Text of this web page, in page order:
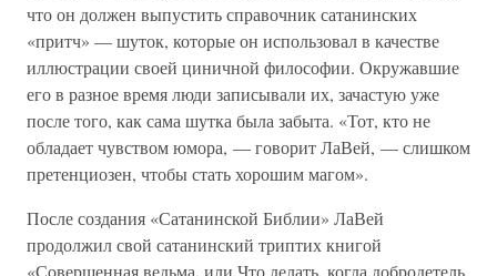
что он должен выпустить справочник сатанинских
«притч» — шуток, которые он использовал в качестве
иллюстрации своей циничной философии. Окружавшие
его в разное время люди записывали их, зачастую уже
после того, как сама шутка была забыта. «Тот, кто не
обладает чувством юмора, — говорит ЛаВей, — слишком
претенциозен, чтобы стать хорошим магом».
После создания «Сатанинской Библии» ЛаВей
продолжил свой сатанинский триптих книгой
«Совершенная ведьма, или Что делать, когда добродетель